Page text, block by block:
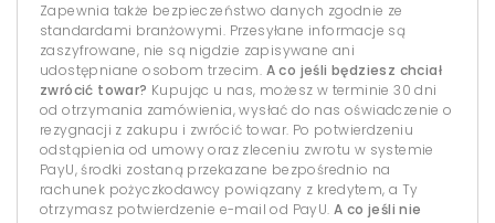
Zapewnia także bezpieczeństwo danych zgodnie ze
standardami branżowymi. Przesyłane informacje są
zaszyfrowane, nie są nigdzie zapisywane ani
udostępniane osobom trzecim. A co jeśli będziesz chciał
zwrócić towar? Kupując u nas, możesz w terminie 30 dni
od otrzymania zamówienia, wysłać do nas oświadczenie o
rezygnacji z zakupu i zwrócić towar. Po potwierdzeniu
odstąpienia od umowy oraz zleceniu zwrotu w systemie
PayU, środki zostaną przekazane bezpośrednio na
rachunek pożyczkodawcy powiązany z kredytem, a Ty
otrzymasz potwierdzenie e-mail od PayU. A co jeśli nie